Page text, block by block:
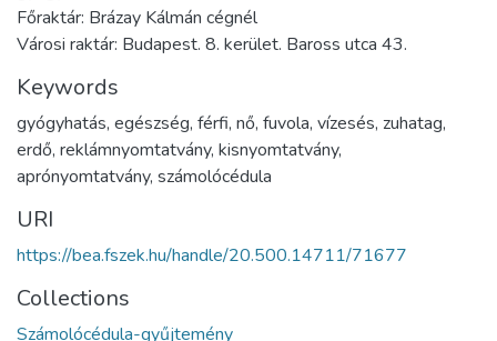
Főraktár: Brázay Kálmán cégnél
Városi raktár: Budapest. 8. kerület. Baross utca 43.
Keywords
gyógyhatás, egészség, férfi, nő, fuvola, vízesés, zuhatag,
erdő, reklámnyomtatvány, kisnyomtatvány,
aprónyomtatvány, számolócédula
URI
https://bea.fszek.hu/handle/20.500.14711/71677
Collections
Számolócédula-gyűjtemény